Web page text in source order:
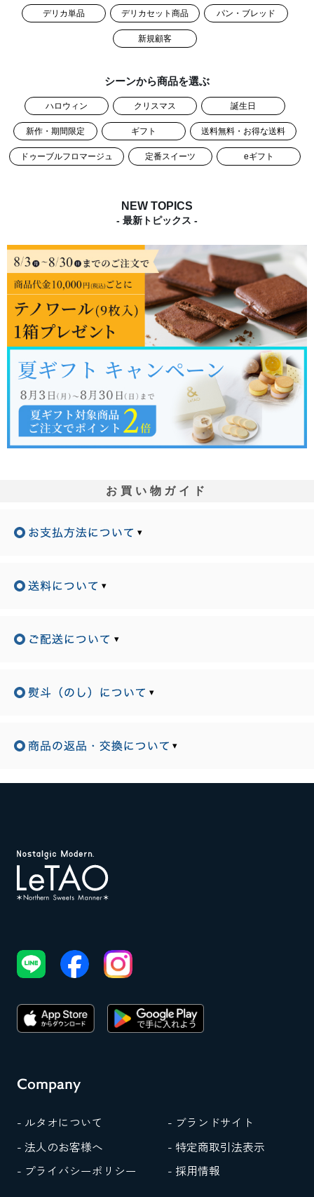
デリカ単品 デリカセット商品 パン・ブレッド
新規顧客
シーンから商品を選ぶ
ハロウィン クリスマス 誕生日
新作・期間限定 ギフト 送料無料・お得な送料
ドゥーブルフロマージュ 定番スイーツ eギフト
NEW TOPICS
- 最新トピックス -
お買い物ガイド
▾
▾
▾
▾
▾
Company
- ルタオについて
- ブランドサイト
- 法人のお客様へ
- 特定商取引法表示
- プライバシーポリシー
- 採用情報